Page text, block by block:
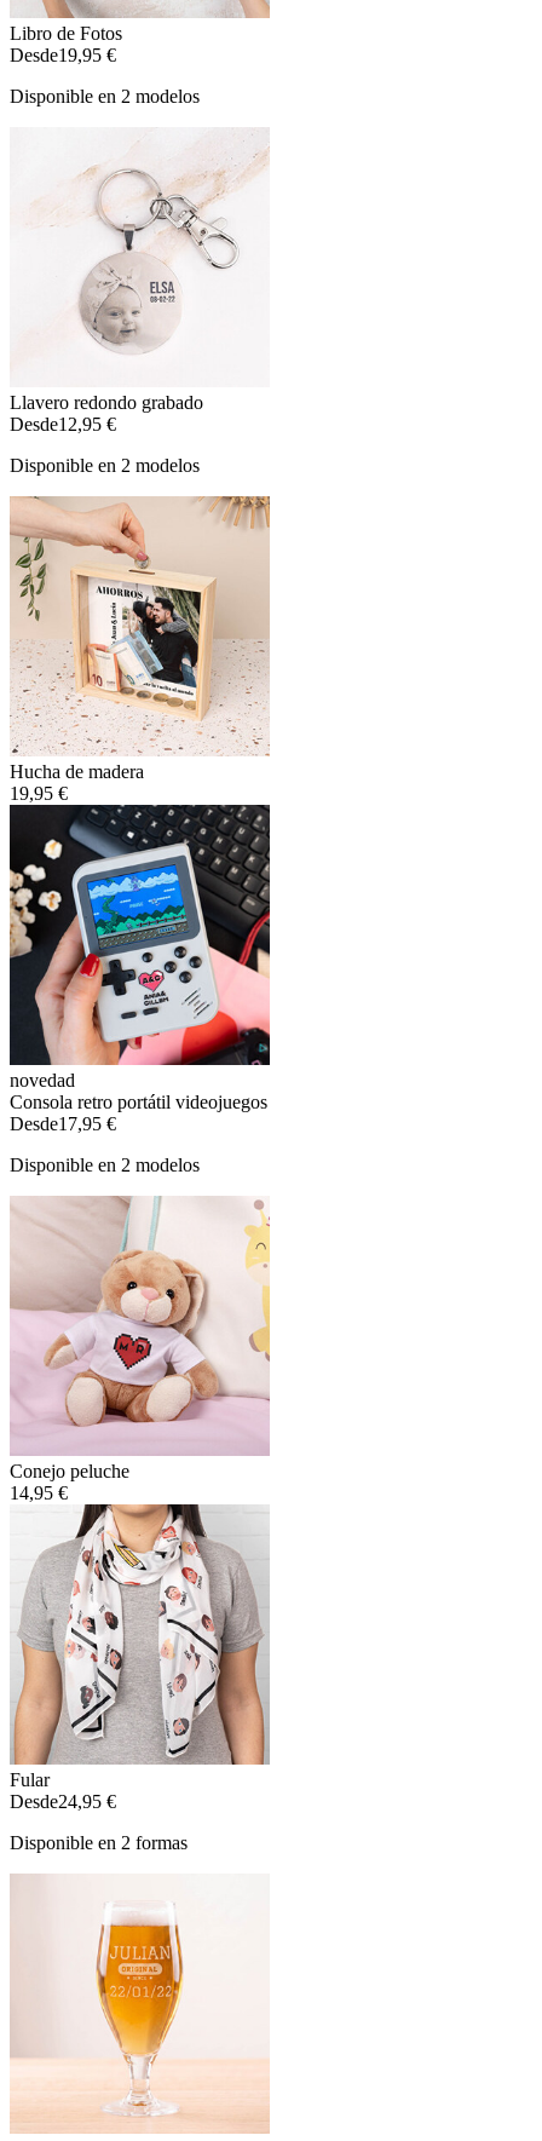
Libro de Fotos
Desde19,95 €
Disponible en 2 modelos
Llavero redondo grabado
Desde12,95 €
Disponible en 2 modelos
Hucha de madera
19,95 €
novedad
Consola retro portátil videojuegos
Desde17,95 €
Disponible en 2 modelos
Conejo peluche
14,95 €
Fular
Desde24,95 €
Disponible en 2 formas